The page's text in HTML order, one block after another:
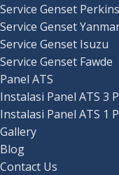
Service Genset Perkins
Service Genset
Service Genset Isuzu
Service Genset Fawde
Panel ATS
Instalasi Panel ATS 3
Instalasi Panel ATS 1
Gallery
Blog
Contact Us